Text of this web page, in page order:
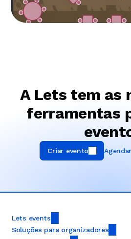
A Lets tem as
ferramentas
Criar evento
Lets events
Soluções para organizadores